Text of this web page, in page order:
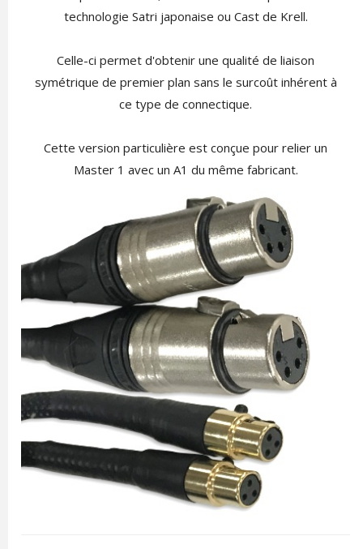
technologie Satri japonaise ou Cast de Krell.
Celle-ci permet d'obtenir une qualité de liaison
symétrique de premier plan sans le surcoût inhérent à
ce type de connectique.
Cette version particulière est conçue pour relier un
Master 1 avec un A1 du même fabricant.